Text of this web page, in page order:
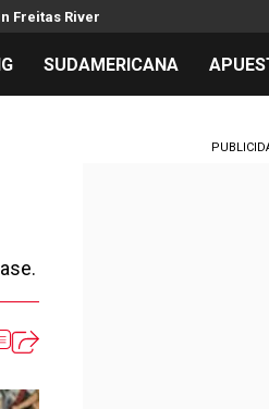
Freitas River
del día
SUDAMERICANA